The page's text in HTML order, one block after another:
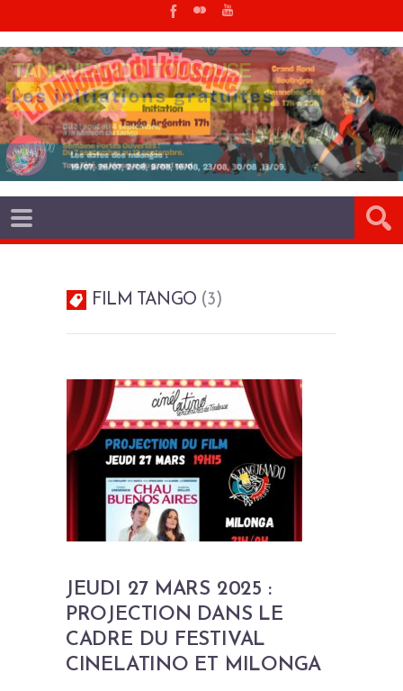
FILM TANGO 3
JEUDI 27 MARS 2025 :
PROJECTION DANS LE
CADRE DU FESTIVAL
CINELATINO ET MILONGA